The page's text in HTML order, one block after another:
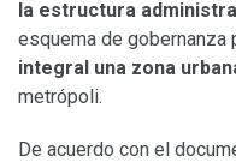
la estructura
esquema de gobernanza
integral una zona
metrópoli.
De acuerdo con el